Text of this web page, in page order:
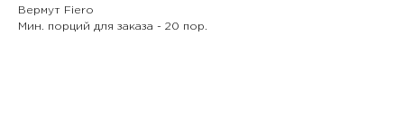
Вермут Fiero
Мин. порций для заказа - 20 пор.